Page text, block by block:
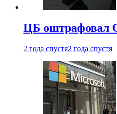
ЦБ оштрафовал
2 года спустя2 года спустя